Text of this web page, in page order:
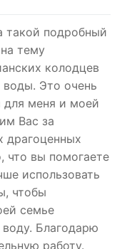
такой подробный
тему
колодцев
воды. Это очень
для меня и моей
Вас за
драгоценных
что вы помогаете
использовать
чтобы
семье
Благодарю
работу.